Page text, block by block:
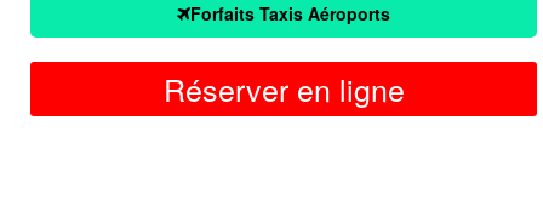
Forfaits Taxis Aéroports
Réserver en ligne